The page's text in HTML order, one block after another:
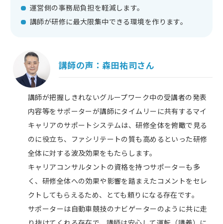
運営側の事務局負担を軽減します。
講師が研修に最大限集中できる環境を作ります。
講師の声： 森田祐司さん
講師が把握しきれないグループワーク中の受講者の発表
内容等をサポーターが講師にタイムリーに共有するマイ
キャリアのサポートシステムは、研修全体を俯瞰で見る
のに役立ち、ファシリテートの質も高めるといった研修
全体に対する波及効果をもたらします。
キャリアコンサルタントの資格を持つサポーターも多
く、研修全体への効果や影響を踏まえたコメントをセレ
クトしてもらえるため、とても頼りになる存在です。
サポーターは自動車競技のナビゲーターのように共に走